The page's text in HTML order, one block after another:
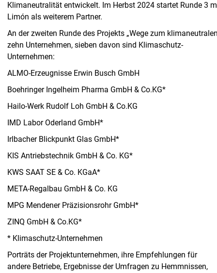
Klimaneutralität entwickelt. Im Herbst 2024 startet Runde 3
Limón als weiterem Partner.
An der zweiten Runde des Projekts „Wege zum
zehn Unternehmen, sieben davon sind Klimaschutz-
Unternehmen:
ALMO-Erzeugnisse Erwin Busch GmbH
Boehringer Ingelheim Pharma GmbH & Co.KG*
Hailo-Werk Rudolf Loh GmbH & Co.KG
IMD Labor Oderland GmbH*
Irlbacher Blickpunkt Glas GmbH*
KIS Antriebstechnik GmbH & Co. KG*
KWS SAAT SE & Co. KGaA*
META-Regalbau GmbH & Co. KG
MPG Mendener Präzisionsrohr GmbH*
ZINQ GmbH & Co.KG*
* Klimaschutz-Unternehmen
Porträts der Projektunternehmen, ihre Empfehlungen für
andere Betriebe, Ergebnisse der Umfragen zu Hemmnissen,